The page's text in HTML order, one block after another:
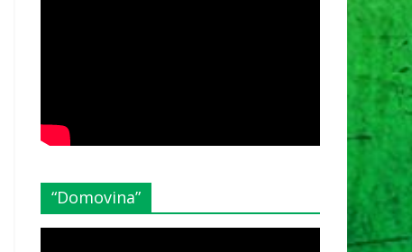
“Domovina”